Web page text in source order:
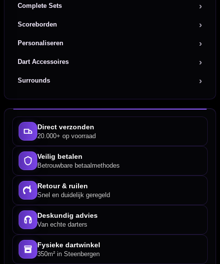
Complete Sets
Scoreborden
Personaliseren
Dart Accessoires
Surrounds
Direct verzonden
20.000+ op voorraad
Veilig betalen
Betrouwbare betaalmethodes
Retour & ruilen
Snel en duidelijk geregeld
Deskundig advies
Van echte darters
Fysieke dartwinkel
350m² in Steenbergen